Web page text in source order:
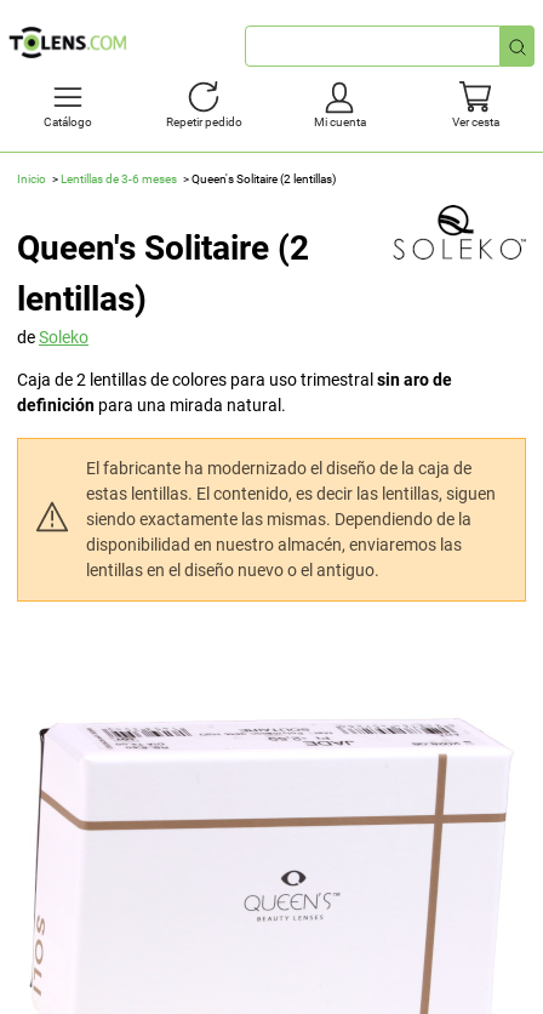
Búsqueda
rápida
Catálogo Repetir pedido Mi cuenta Ver cesta
Inicio Lentillas de 3-6 meses Queen's Solitaire (2 lentillas)
Queen's Solitaire (2
lentillas)
deSoleko
Caja de 2 lentillas de colores para uso trimestral sin aro de
definición para una mirada natural.
El fabricante ha modernizado el diseño de la caja de
estas lentillas. El contenido, es decir las lentillas, siguen
siendo exactamente las mismas. Dependiendo de la
disponibilidad en nuestro almacén, enviaremos las
lentillas en el diseño nuevo o el antiguo.